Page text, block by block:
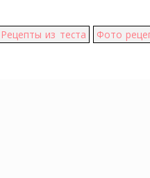
Рецепты из теста Фото